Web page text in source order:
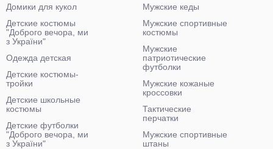
Домики для кукол
Детские костюмы
"Доброго вечора, ми
з України"
Одежда детская
Детские костюмы-
тройки
Детские школьные
костюмы
Детские футболки
"Доброго вечора, ми
з України"
Мужские кеды
Мужские спортивные
костюмы
Мужские
патриотические
футболки
Мужские кожаные
кроссовки
Тактические
перчатки
Мужские спортивные
штаны